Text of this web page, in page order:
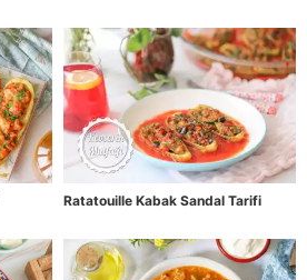
Ratatouille Kabak Sandal Tarifi